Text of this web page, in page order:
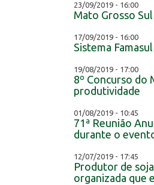
23/09/2019 - 16:00
Mato Grosso
17/09/2019 - 16:00
Sistema
19/08/2019 - 17:00
8º Concurso do
produtividade
01/08/2019 - 10:45
71ª Reunião
durante o
12/07/2019 - 17:45
Produtor de
organizada que